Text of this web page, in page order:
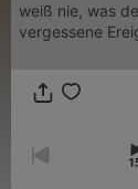
weiß nie, was
vergessene
überraschende
erfahren? Hier
Werbung in
über die
https://